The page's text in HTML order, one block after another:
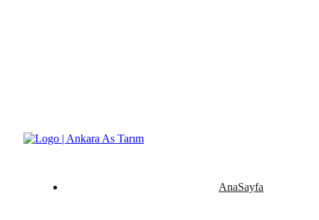
Yeşilin ve Verimin Tüm Formu Ankara As Tarım
AnaSayfa